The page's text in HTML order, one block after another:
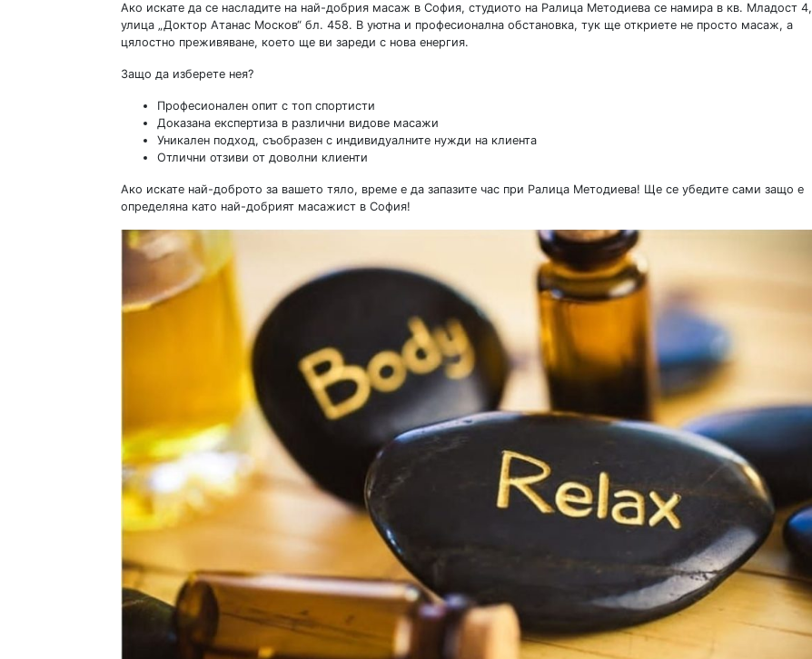
Ако искате да се насладите на най-добрия масаж в София, студиото на Ралица Методиева се намира в кв. Младост 4,
улица „Доктор Атанас Москов“ бл. 458. В уютна и професионална обстановка, тук ще откриете не просто масаж, а
цялостно преживяване, което ще ви зареди с нова енергия.
Защо да изберете нея?
Професионален опит с топ спортисти
Доказана експертиза в различни видове масажи
Уникален подход, съобразен с индивидуалните нужди на клиента
Отлични отзиви от доволни клиенти
Ако искате най-доброто за вашето тяло, време е да запазите час при Ралица Методиева! Ще се убедите сами защо е
определяна като най-добрият масажист в София!